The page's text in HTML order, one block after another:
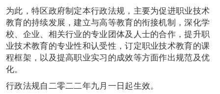
为此，特区政府制定本行政法规，主要为促进职业技术
教育的持续发展，建立与高等教育的衔接机制，深化学
校、企业、相关行业的专业团体及人士的合作，提升职
业技术教育的专业性和认受性，订定职业技术教育的课
程框架，以及提高职业实习的成效等方面作出规范及优
化。
行政法规自二零二二年九月一日起生效。